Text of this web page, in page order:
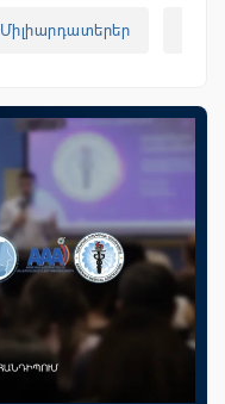
Միլիարդատերեր